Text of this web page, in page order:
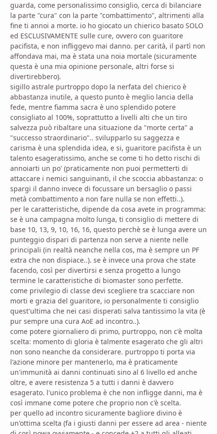
guarda, come personalissimo consiglio, cerca di bilanciare
la parte "cura" con la parte "combattimento", altrimenti alla
fine ti annoi a morte. io ho giocato un chierico basato SOLO
ed ESCLUSIVAMENTE sulle cure, ovvero con guaritore
pacifista, e non infliggevo mai danno. per carità, il partì non
affondava mai, ma è stata una noia mortale (sicuramente
questa è una mia opinione personale, altri forse si
divertirebbero).
sigillo astrale purtroppo dopo la nerfata del chierico è
abbastanza inutile, a questo punto è meglio lancia della
fede, mentre fiamma sacra è uno splendido potere
consigliato al 100%, soprattutto a livelli alti che un tiro
salvezza può ribaltare una situazione da "morte certa" a
"successo straordinario".. svilupparlo su saggezza e
carisma è una splendida idea, e si, guaritore pacifista è un
talento esageratissimo, anche se come ti ho detto rischi di
annoiarti un po' (praticamente non puoi permetterti di
attaccare i nemici sanguinanti, il che scoccia abbastanza: o
spargi il danno invece di focussare un bersaglio o passi
metà combattimento a non fare nulla se non effetti..).
per le caratteristiche, dipende da cosa avete in programma:
se è una campagna molto lunga, ti consiglio di mettere di
base 10, 13, 9, 10, 16, 16, questo perchè se è lunga avere un
punteggio dispari di partenza non serve a niente nelle
principali (in realtà neanche nella cos, ma è sempre un PF
extra che non dispiace..). se è invece una prova che state
facendo, così per divertirsi e senza progetto a lungo
termine le caratteristiche di biomaster sono perfette.
come privilegio di classe devi scegliere tra scacciare non
morti e grazia del guaritore, io personalmente ti consiglio
quest'ultima che nei casi disperati salva tantissimo la vita (è
pur sempre una cura AoE ad incontro..).
come potere giornaliero di primo, purtroppo, non c'è molta
scelta: momento di gloria è talmente esagerato che gli altri
non sono neanche da considerare. purtroppo ti porta via
l'azione minore per mantenerlo, ma è praticamente
un'immunità ai danni continuati sino al 6 livello ed anche
oltre, e avere resistenza 5 a tutti i danni è davvero
esagerato. l'unico problema è che non infligge danni, ma è
così immane come potere che proprio non c'è scelta.
per quello ad incontro sicuramente bagliore divino è
un'ottima scelta (fa i giusti danni per essere ad area - niente